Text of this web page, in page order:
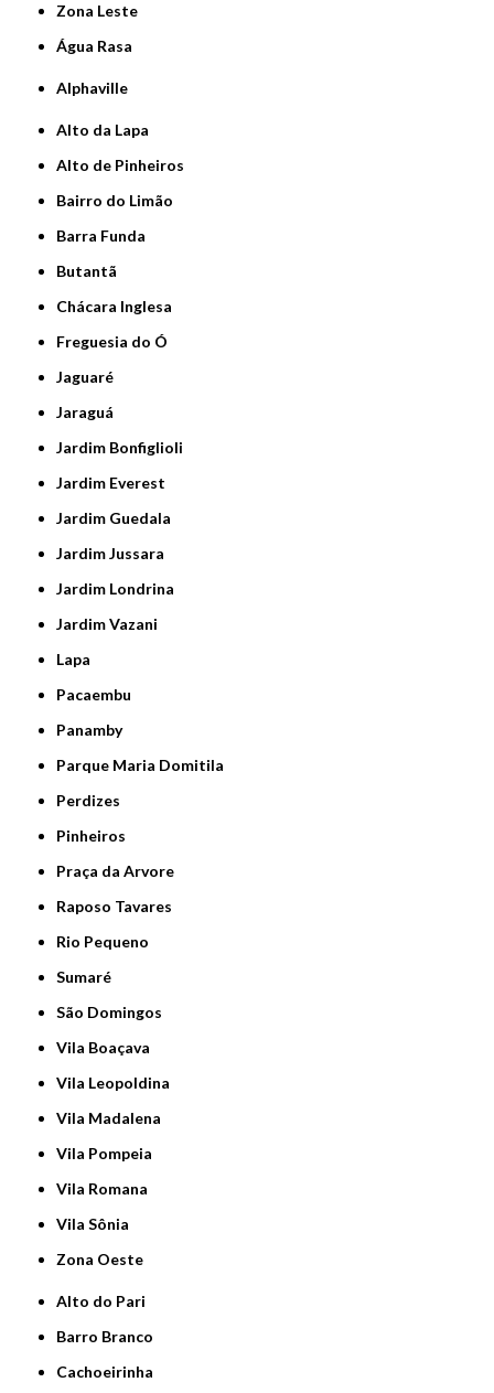
Zona Leste
Água Rasa
Alphaville
Alto da Lapa
Alto de Pinheiros
Bairro do Limão
Barra Funda
Butantã
Chácara Inglesa
Freguesia do Ó
Jaguaré
Jaraguá
Jardim Bonfiglioli
Jardim Everest
Jardim Guedala
Jardim Jussara
Jardim Londrina
Jardim Vazani
Lapa
Pacaembu
Panamby
Parque Maria Domitila
Perdizes
Pinheiros
Praça da Arvore
Raposo Tavares
Rio Pequeno
Sumaré
São Domingos
Vila Boaçava
Vila Leopoldina
Vila Madalena
Vila Pompeia
Vila Romana
Vila Sônia
Zona Oeste
Alto do Pari
Barro Branco
Cachoeirinha